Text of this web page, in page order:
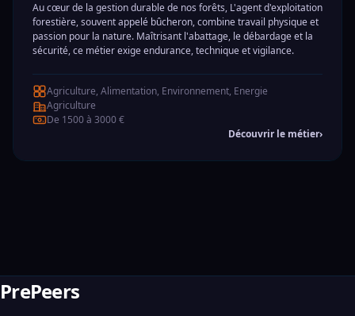
Au cœur de la gestion durable de nos forêts, L'agent d'exploitation
forestière, souvent appelé bûcheron, combine travail physique et
passion pour la nature. Maîtrisant l'abattage, le débardage et la
sécurité, ce métier exige endurance, technique et vigilance.
Agriculture, Alimentation, Environnement, Energie
Agriculture
De 1500 à 3000 €
Découvrir le métier›
PrePeers